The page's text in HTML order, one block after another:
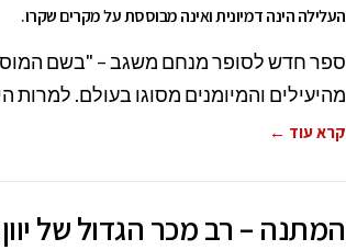
העלילה הינה דמיונית ואינה מבוססת על מקרים שקרו.
ספר חדש לסופר מנחם משגב – "בשם
מהיעילים והמיומנים מסוגו בעולם. למרות
קרא עוד ←
המתנה – רב מכר הגדול של